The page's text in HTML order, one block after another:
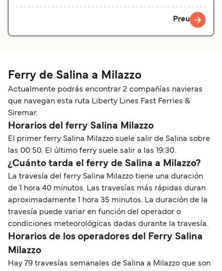
Preu
Ferry de Salina a Milazzo
Actualmente podrás encontrar 2 compañías navieras
que navegan esta ruta Liberty Lines Fast Ferries &
Siremar.
Horarios del ferry Salina Milazzo
El primer ferry Salina Milazzo suele salir de Salina sobre
las 00:50. El último ferry suele salir a las 19:30.
¿Cuánto tarda el ferry de Salina a Milazzo?
La travesía del ferry Salina Milazzo tiene una duración
de 1 hora 40 minutos. Las travesías más rápidas duran
aproximadamente 1 hora 35 minutos. La duración de la
travesía puede variar en función del operador o
condiciones meteorológicas dadas durante la travesía.
Horarios de los operadores del Ferry Salina
Milazzo
Hay 79 travesías semanales de Salina a Milazzo que son